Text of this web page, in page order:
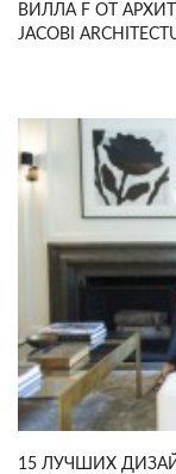
ВИЛЛА F ОТ
JACOBI
15 ЛУЧШИХ